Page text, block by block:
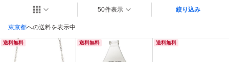
東京都への送料を表示中
50件表示 絞り込み
送料無料 送料無料 送料無料